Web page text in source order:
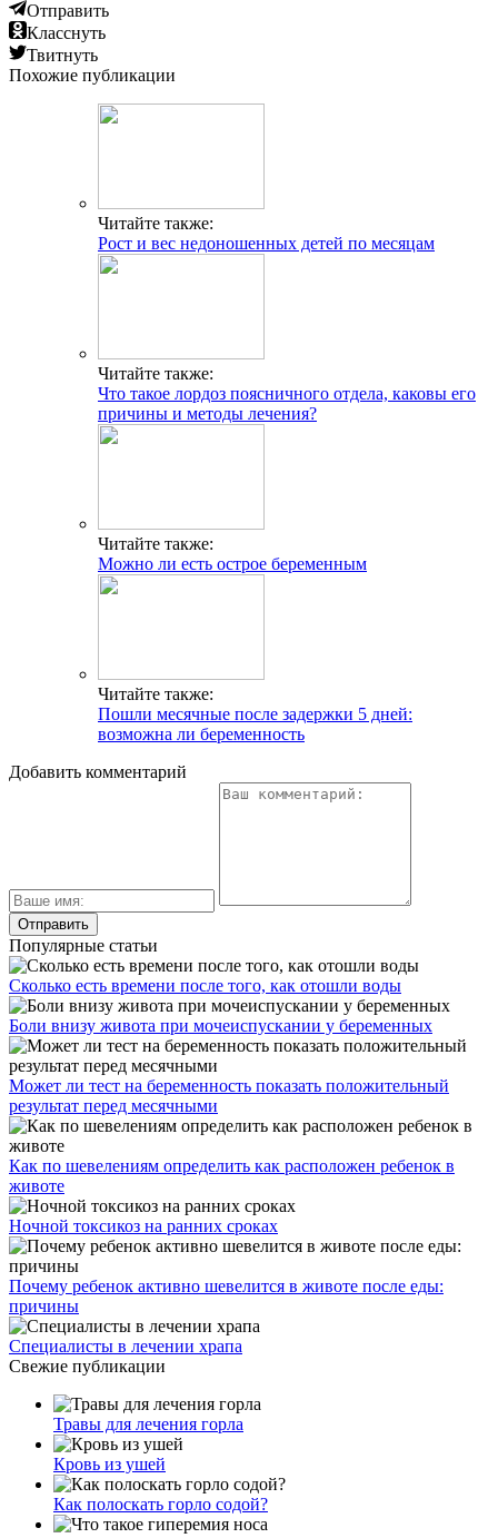
Отправить
Класснуть
Твитнуть
Похожие публикации
Читайте также:
Рост и вес недоношенных детей по месяцам
Читайте также:
Что такое лордоз поясничного отдела, каковы его
причины и методы лечения?
Читайте также:
Можно ли есть острое беременным
Читайте также:
Пошли месячные после задержки 5 дней:
возможна ли беременность
Добавить комментарий
Популярные статьи
Сколько есть времени после того, как отошли воды
Боли внизу живота при мочеиспускании у беременных
Может ли тест на беременность показать положительный
результат перед месячными
Как по шевелениям определить как расположен ребенок в
животе
Ночной токсикоз на ранних сроках
Почему ребенок активно шевелится в животе после еды:
причины
Специалисты в лечении храпа
Свежие публикации
Травы для лечения горла
Кровь из ушей
Как полоскать горло содой?